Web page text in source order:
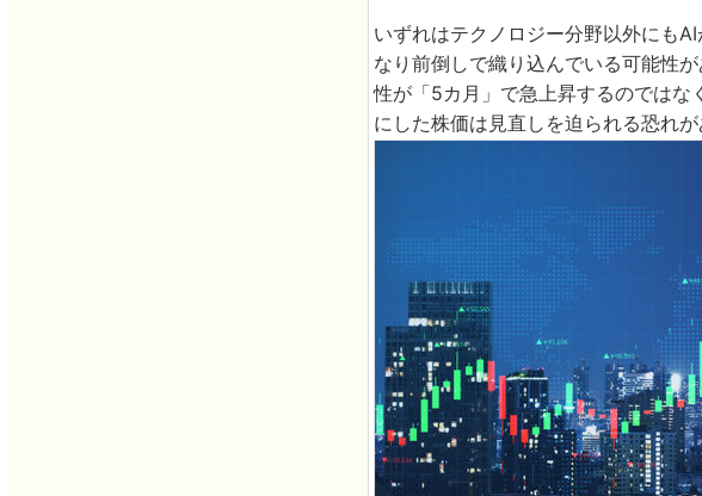
いずれはテクノロジー分野以外にも
なり前倒しで織り込んでいる可能性
性が「5カ月」で急上昇するのではな
にした株価は見直しを迫られる恐れが